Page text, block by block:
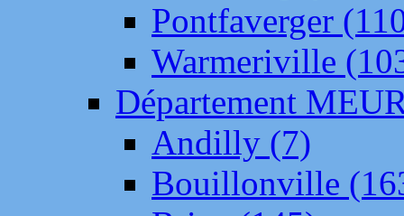
Pontfaverger
Warmeriville
Département
Andilly (7)
Bouillonville